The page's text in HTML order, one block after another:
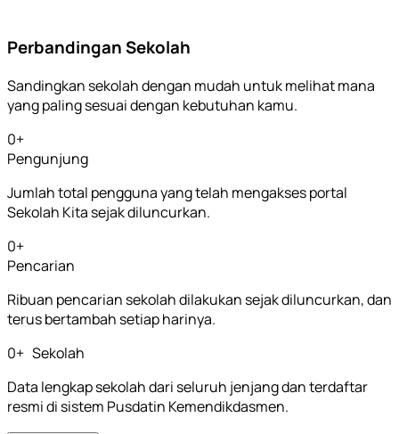
Perbandingan Sekolah
Sandingkan sekolah dengan mudah untuk melihat mana
yang paling sesuai dengan kebutuhan kamu.
0+
Pengunjung
Jumlah total pengguna yang telah mengakses portal
Sekolah Kita sejak diluncurkan.
0+
Pencarian
Ribuan pencarian sekolah dilakukan sejak diluncurkan, dan
terus bertambah setiap harinya.
0+ Sekolah
Data lengkap sekolah dari seluruh jenjang dan terdaftar
resmi di sistem Pusdatin Kemendikdasmen.